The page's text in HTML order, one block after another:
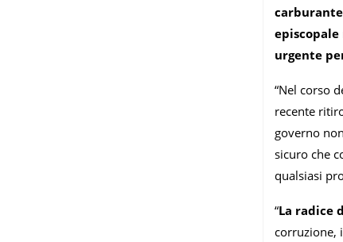
urgente
“Nel corso
recente
governo
sicuro che
qualsiasi
“La radice
corruzione,